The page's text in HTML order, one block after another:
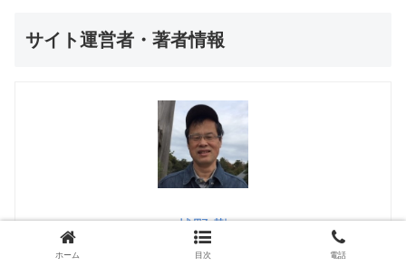
サイト運営者・著者情報
越野 勤
ホーム 目次 電話